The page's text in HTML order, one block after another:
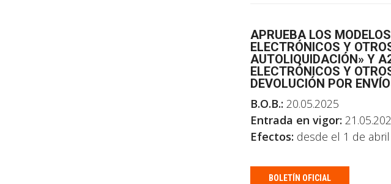
APRUEBA LOS
ELECTRÓNICOS Y
AUTOLIQUIDACIÓN» Y
ELECTRÓNICOS Y
DEVOLUCIÓN POR
B.O.B.: 20.05.2025
Entrada en vigor:
Efectos: desde el 1 de
BOLETÍN OFICIAL